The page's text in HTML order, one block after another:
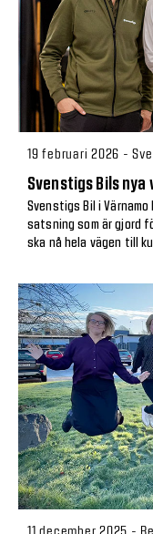
19 februari 2026 -
Svenstigs Bils
Svenstigs Bil i
satsning som är gjord
ska nå hela vägen till
11 december 2025 -